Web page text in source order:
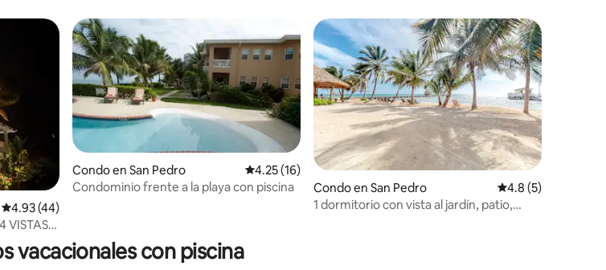
Reef
Calificación promedio: 4.93 de 5, 44 reseñas
4.93 (44)
VISTAS
Condo en San Pedro Calificación promedio: 4.25 de 5, 16 reseñas
4.25 (16)
Condominio frente a la playa con piscina
Condo en San Pedro Calificación
4.8 (5)
1 dormitorio con vista al jardín, patio,
vacacionales con piscina